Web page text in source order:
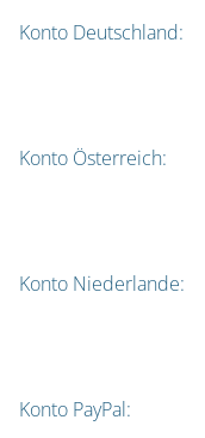
Konto Deutschland:
Konto Österreich:
Konto Niederlande:
Konto PayPal: